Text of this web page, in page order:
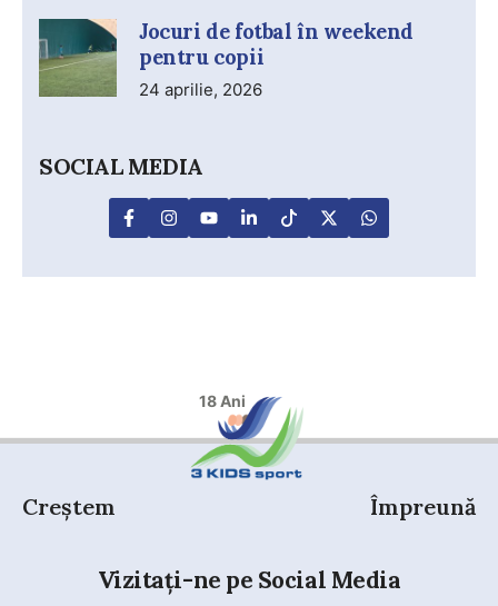
Jocuri de fotbal în weekend
pentru copii
24 aprilie, 2026
SOCIAL MEDIA
18 Ani
Creștem Împreună
Vizitați-ne pe Social Media